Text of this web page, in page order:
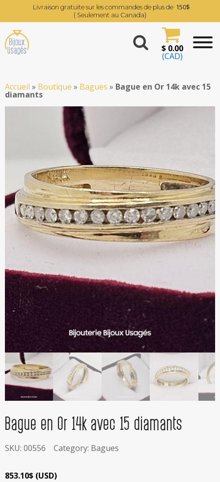
Livraison gratuite sur les commandes de plus de 150$
( Seulement au Canada)
$0.00
(CAD)
Accueil » Boutique » Bagues » Bague en Or 14k avec 15
diamants
Bague en Or 14k avec 15 diamants
SKU: 00556 Category: Bagues
853.10$ (USD)